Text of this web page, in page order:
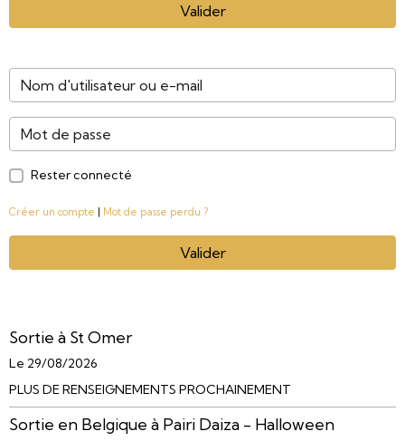
Valider
Rester connecté
Créer un compte Mot de passe perdu ?
Valider
Sortie à St Omer
Le 29/08/2026
PLUS DE RENSEIGNEMENTS PROCHAINEMENT
Sortie en Belgique à Pairi Daiza - Halloween